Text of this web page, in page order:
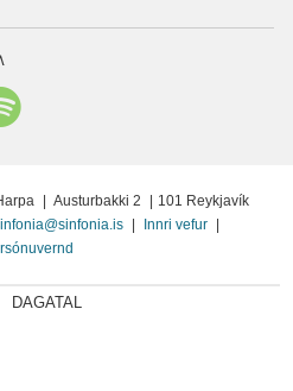
Austurbakki 2
101 Reykjavík
Innri vefur
DAGATAL